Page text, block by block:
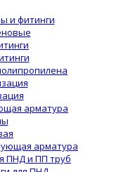
и фитинги
арматура
арматура
ПНД и ПП труб